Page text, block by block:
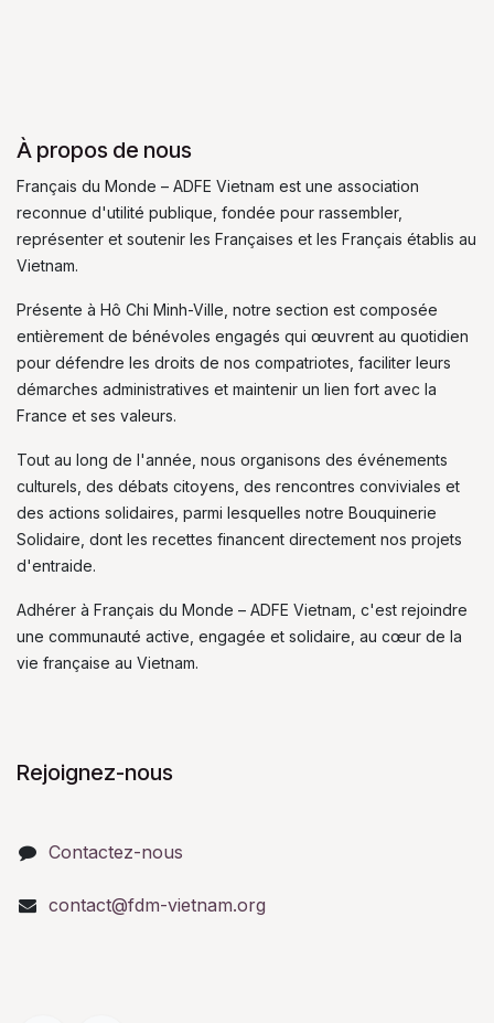
À propos de nous
Français du Monde – ADFE Vietnam est une association
reconnue d'utilité publique, fondée pour rassembler,
représenter et soutenir les Françaises et les Français établis au
Vietnam.
Présente à Hô Chi Minh-Ville, notre section est composée
entièrement de bénévoles engagés qui œuvrent au quotidien
pour défendre les droits de nos compatriotes, faciliter leurs
démarches administratives et maintenir un lien fort avec la
France et ses valeurs.
Tout au long de l'année, nous organisons des événements
culturels, des débats citoyens, des rencontres conviviales et
des actions solidaires, parmi lesquelles notre Bouquinerie
Solidaire, dont les recettes financent directement nos projets
d'entraide.
Adhérer à Français du Monde – ADFE Vietnam, c'est rejoindre
une communauté active, engagée et solidaire, au cœur de la
vie française au Vietnam.
Rejoignez-nous
Contactez-nous
contact@fdm-vietnam.org